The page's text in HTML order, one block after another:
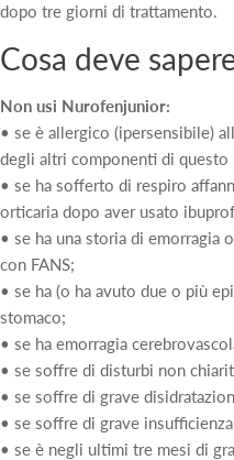
dopo tre giorni di trattamento.
Cosa deve
Non usi Nurofenjunior:
• se è allergico (ipersensibile)
degli altri componenti di questo
• se ha sofferto di respiro
orticaria dopo aver usato
• se ha una storia di emorragia
con FANS;
• se ha (o ha avuto due o più
stomaco;
• se ha emorragia
• se soffre di disturbi non
• se soffre di grave
• se soffre di grave
• se è negli ultimi tre mesi di